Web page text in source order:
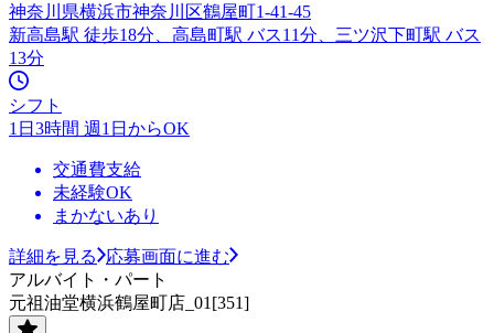
神奈川県横浜市神奈川区鶴屋町1-41-45
新高島駅 徒歩18分、高島町駅 バス11分、三ツ沢下町駅 バス
13分
シフト
1日3時間 週1日からOK
交通費支給
未経験OK
まかないあり
詳細を見る
応募画面に進む
アルバイト・パート
元祖油堂横浜鶴屋町店_01[351]